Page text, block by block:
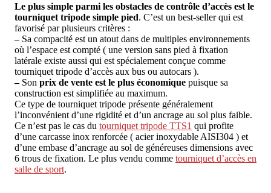
Le plus simple parmi les obstacles de contrôle d’accès est le
tourniquet tripode simple pied. C’est un best-seller qui est
favorisé par plusieurs critères :
–Sa compacité est un atout dans de multiples environnements
où l’espace est compté ( une version sans pied à fixation
latérale existe aussi qui est spécialement conçue comme
tourniquet tripode d’accès aux bus ou autocars ).
–Son prix de vente est le plus économique puisque sa
construction est simplifiée au maximum.
Ce type de tourniquet tripode présente généralement
l’inconvénient d’une rigidité et d’un ancrage au sol plus faible.
Ce n’est pas le cas du tourniquet tripode TTS1 qui profite
d’une carcasse inox renforcée ( acier inoxydable AISI304 ) et
d’une embase d’ancrage au sol de généreuses dimensions avec
6 trous de fixation. Le plus vendu comme tourniquet d’accès en
salle de sport.